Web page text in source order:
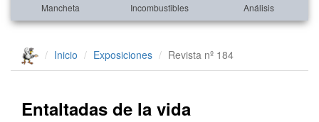
Mancheta Incombustibles Análisis
Inicio Exposiciones Revista nº 184
Entaltadas de la vida